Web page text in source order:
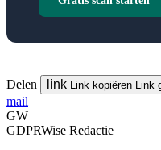
Delen link Link kopiëren Link
mail
GW
GDPRWise Redactie